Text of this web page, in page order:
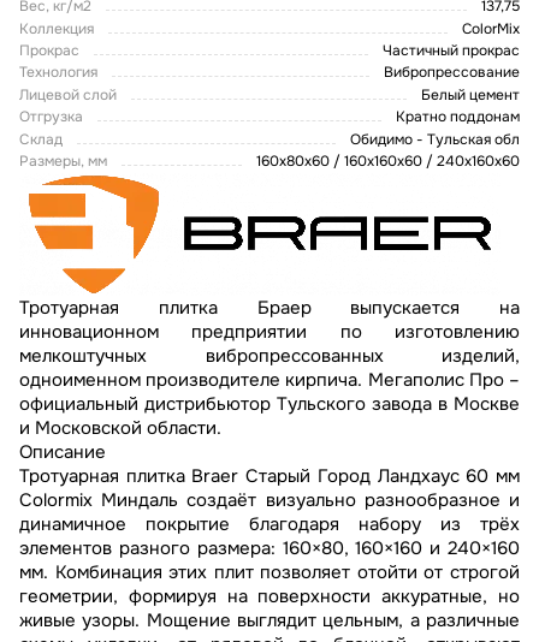
Вес, кг/м2
137,75
Коллекция
ColorMix
Прокрас
Частичный прокрас
Технология
Вибропрессование
Лицевой слой
Белый цемент
Отгрузка
Кратно поддонам
Склад
Обидимо - Тульская обл
Размеры, мм
160х80х60 / 160х160х60 / 240х160х60
Тротуарная плитка Браер выпускается на
инновационном предприятии по изготовлению
мелкоштучных вибропрессованных изделий,
одноименном производителе кирпича. Мегаполис Про –
официальный дистрибьютор Тульского завода в Москве
и Московской области.
Описание
Тротуарная плитка Braer Старый Город Ландхаус 60 мм
Colormix Миндаль создаёт визуально разнообразное и
динамичное покрытие благодаря набору из трёх
элементов разного размера: 160×80, 160×160 и 240×160
мм. Комбинация этих плит позволяет отойти от строгой
геометрии, формируя на поверхности аккуратные, но
живые узоры. Мощение выглядит цельным, а различные